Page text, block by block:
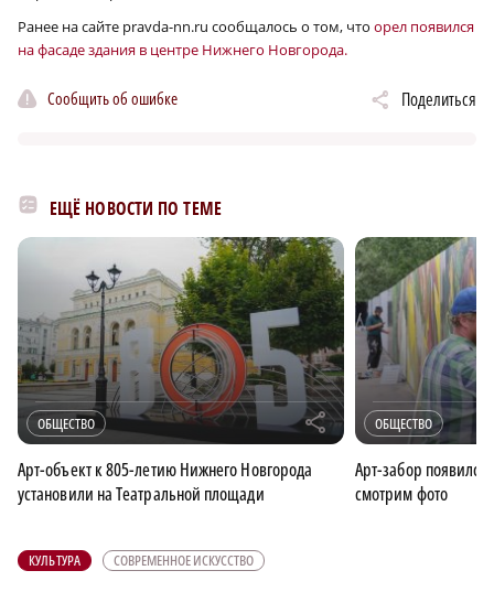
Ранее на сайте pravda-nn.ru сообщалось о том, что орел появился
на фасаде здания в центре Нижнего Новгорода.
Сообщить об ошибке Поделиться
ЕЩЁ НОВОСТИ ПО ТЕМЕ
ОБЩЕСТВО r
Арт-объект к 805-летию Нижнего Новгорода
установили на Театральной площади
ОБЩЕСТВО
Арт-забор
смотрим фото
КУЛЬТУРА СОВРЕМЕННОЕ ИСКУССТВО